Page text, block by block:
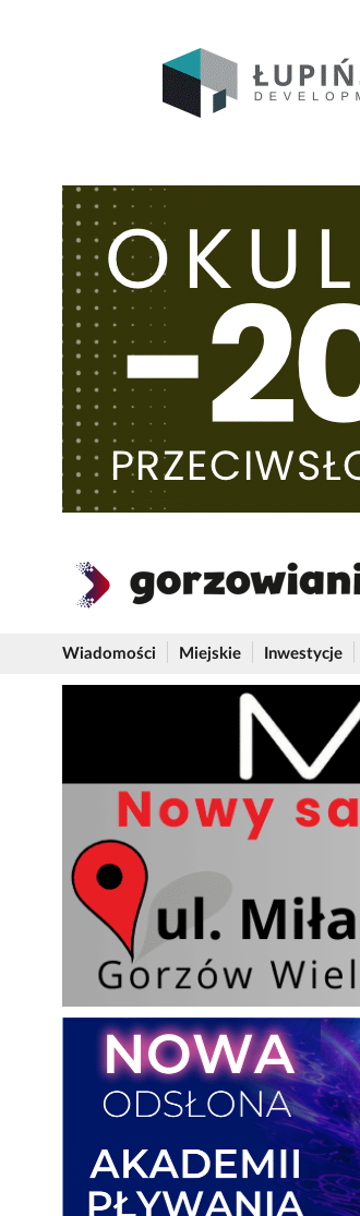
Wiadomości Miejskie Inwestycje